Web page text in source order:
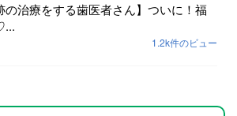
の治療をする歯医者さん】ついに！福
1.2k件のビュー